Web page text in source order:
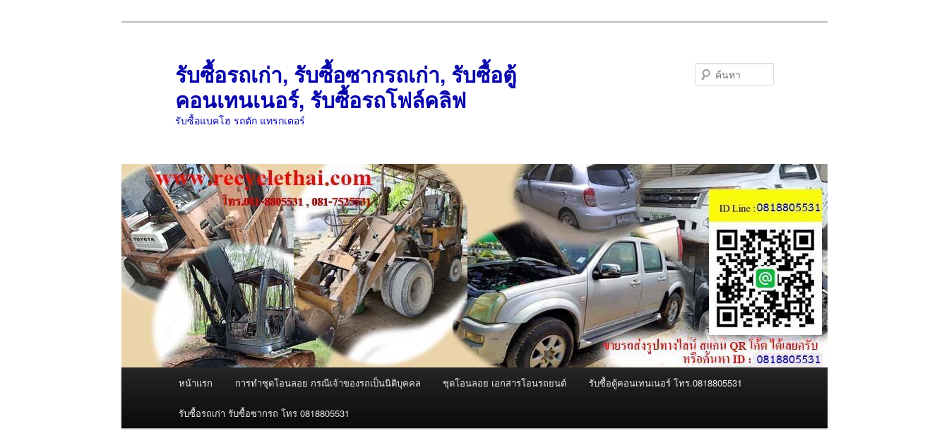
รับซื้อรถเก่า, รับซื้อซากรถเก่า, รับซื้อตู้
คอนเทนเนอร์, รับซื้อรถโฟล์คลิฟ
รับซื้อแบคโฮ รถตัก แทรกเตอร์
หน้าแรก การทำชุดโอนลอย กรณีเจ้าของรถเป็นนิติบุคคล ชุดโอนลอย เอกสารโอนรถยนต์ รับซื้อตู้คอนเทนเนอร์ โทร.0818805531
รับซื้อรถเก่า รับซื้อซากรถ โทร 0818805531